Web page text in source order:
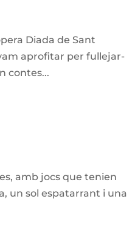
Diada de Sant
aprofitar per fullejar-
contes...
amb jocs que tenien
un sol espatarrant i una